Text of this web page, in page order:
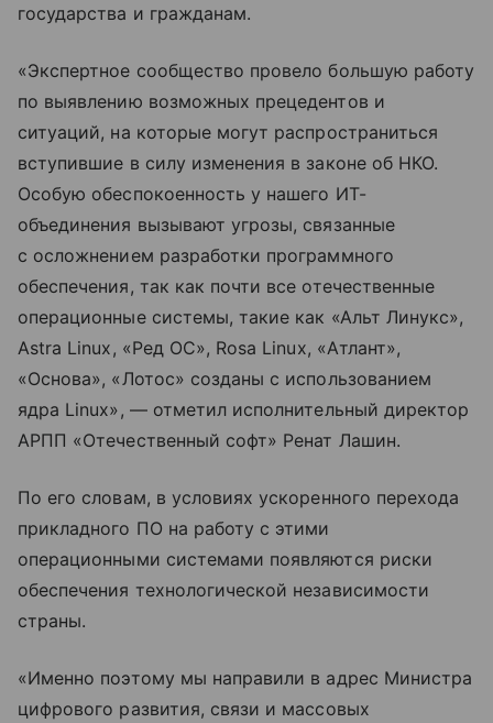
государства и гражданам.
«Экспертное сообщество провело большую работу
по выявлению возможных прецедентов и
ситуаций, на которые могут распространиться
вступившие в силу изменения в законе об НКО.
Особую обеспокоенность у нашего ИТ-
объединения вызывают угрозы, связанные
с осложнением разработки программного
обеспечения, так как почти все отечественные
операционные системы, такие как «Альт Линукс»,
Astra Linux, «Ред ОС», Rosa Linux, «Атлант»,
«Основа», «Лотос» созданы с использованием
ядра Linux», — отметил исполнительный директор
АРПП «Отечественный софт» Ренат Лашин.
По его словам, в условиях ускоренного перехода
прикладного ПО на работу с этими
операционными системами появляются риски
обеспечения технологической независимости
страны.
«Именно поэтому мы направили в адрес Министра
цифрового развития, связи и массовых